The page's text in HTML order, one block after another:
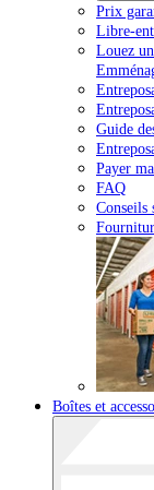
Prix
Libre-
Louez
Guide
Payer
FAQ
Conseils
Boîtes et